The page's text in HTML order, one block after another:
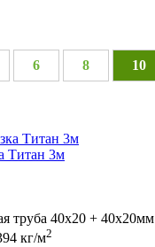
6 8
10
Титан 3м
труба 40x20 + 40х20мм
кг/м2